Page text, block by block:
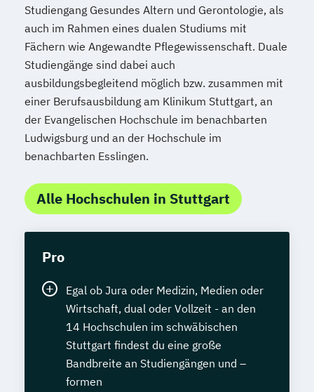
Studiengang Gesundes Altern und Gerontologie, als
auch im Rahmen eines dualen Studiums mit
Fächern wie Angewandte Pflegewissenschaft. Duale
Studiengänge sind dabei auch
ausbildungsbegleitend möglich bzw. zusammen mit
einer Berufsausbildung am Klinikum Stuttgart, an
der Evangelischen Hochschule im benachbarten
Ludwigsburg und an der Hochschule im
benachbarten Esslingen.
Alle Hochschulen in Stuttgart
Pro
Egal ob Jura oder Medizin, Medien oder
Wirtschaft, dual oder Vollzeit - an den
14 Hochschulen im schwäbischen
Stuttgart findest du eine große
Bandbreite an Studiengängen und –
formen